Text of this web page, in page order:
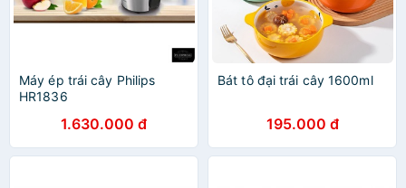
Máy ép trái cây Philips
HR1836
1.630.000 đ
Bát tô đại trái cây 1600ml
195.000 đ